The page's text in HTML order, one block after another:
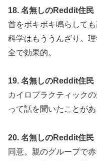
18. 名無しのReddit住民
首をボキボキ鳴らして
科学はもううんざり。
全で効果的。
19. 名無しのReddit住民
カイロプラクティック
って話を聞いたことがあ
20. 名無しのReddit住民
同意。親のグループで